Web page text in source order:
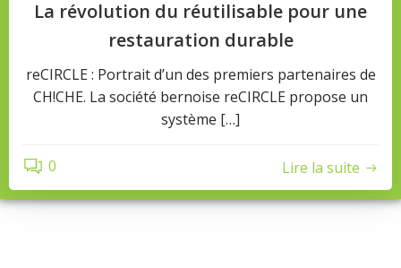
La révolution du réutilisable pour une
restauration durable
reCIRCLE : Portrait d’un des premiers partenaires de
CH!CHE. La société bernoise reCIRCLE propose un
système […]
0 Lire la suite